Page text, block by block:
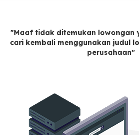
"Maaf tidak ditemukan lowongan
cari kembali menggunakan judul
perusahaan"